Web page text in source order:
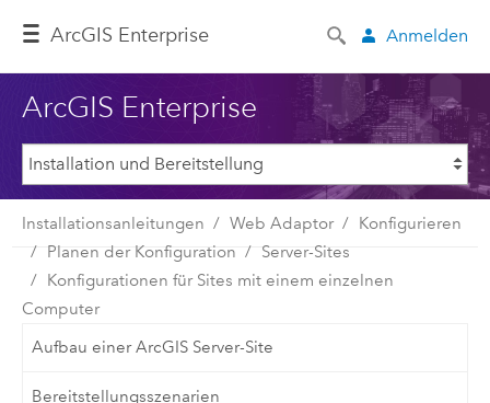
ArcGIS Enterprise Anmelden
ArcGIS Enterprise
Installationsanleitungen Web Adaptor
Konfigurieren
Planen der Konfiguration
Server-Sites
Konfigurationen für Sites mit einem einzelnen
Computer
Aufbau einer ArcGIS Server-Site
Bereitstellungsszenarien